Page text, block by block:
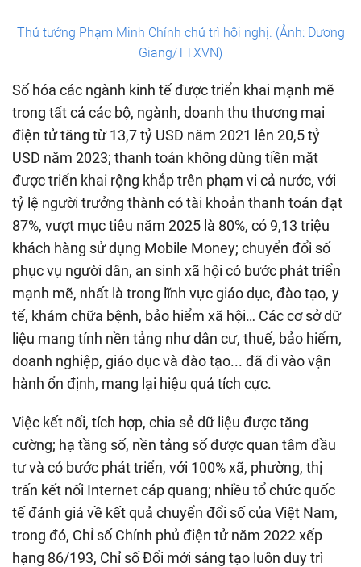
Thủ tướng Phạm Minh Chính chủ trì hội nghị. (Ảnh: Dương
Giang/TTXVN)
Số hóa các ngành kinh tế được triển khai mạnh mẽ
trong tất cả các bộ, ngành, doanh thu thương mại
điện tử tăng từ 13,7 tỷ USD năm 2021 lên 20,5 tỷ
USD năm 2023; thanh toán không dùng tiền mặt
được triển khai rộng khắp trên phạm vi cả nước, với
tỷ lệ người trưởng thành có tài khoản thanh toán đạt
87%, vượt mục tiêu năm 2025 là 80%, có 9,13 triệu
khách hàng sử dụng Mobile Money; chuyển đổi số
phục vụ người dân, an sinh xã hội có bước phát triển
mạnh mẽ, nhất là trong lĩnh vực giáo dục, đào tạo, y
tế, khám chữa bệnh, bảo hiểm xã hội… Các cơ sở dữ
liệu mang tính nền tảng như dân cư, thuế, bảo hiểm,
doanh nghiệp, giáo dục và đào tạo... đã đi vào vận
hành ổn định, mang lại hiệu quả tích cực.
Việc kết nối, tích hợp, chia sẻ dữ liệu được tăng
cường; hạ tầng số, nền tảng số được quan tâm đầu
tư và có bước phát triển, với 100% xã, phường, thị
trấn kết nối Internet cáp quang; nhiều tổ chức quốc
tế đánh giá về kết quả chuyển đổi số của Việt Nam,
trong đó, Chỉ số Chính phủ điện tử năm 2022 xếp
hạng 86/193, Chỉ số Đổi mới sáng tạo luôn duy trì